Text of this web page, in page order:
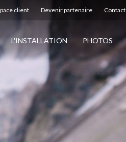
client Devenir partenaire Contact
L'INSTALLATION PHOTOS